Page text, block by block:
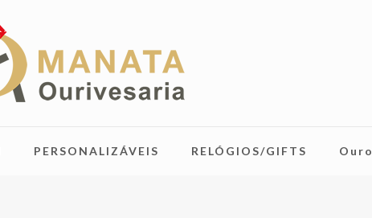
PERSONALIZÁVEIS RELÓGIOS/GIFTS Ouro